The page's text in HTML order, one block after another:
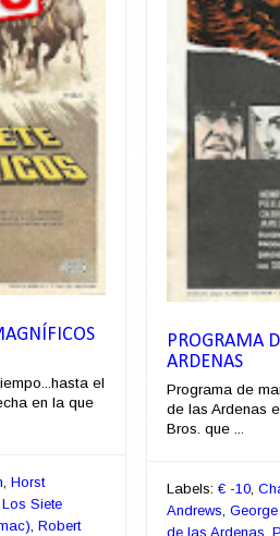
PROGRAMA
ARDENAS
Programa de
de las Ardenas
Bros. que ...
Labels: € -10,
Andrews,
de las Ardenas,
el
en la que
Horst
Los Siete
Robert